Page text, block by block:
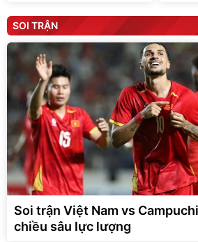
SOI TRẬN
Soi trận Việt Nam vs
chiều sâu lực lượng